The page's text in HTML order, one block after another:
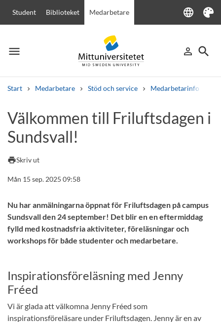
Student Biblioteket Medarbetare language
Language
Tema
menu
Meny person_outline
Logga in
search
Sök
Start Medarbetare Stöd och service Medarbetarinfo
Andra söktjänster
Kurser och program
Välkommen till Friluftsdagen i
Sundsvall!
printSkriv ut
Mån 15 sep. 2025 09:58
Nu har anmälningarna öppnat för Friluftsdagen på campus
Sundsvall den 24 september! Det blir en en eftermiddag
fylld med kostnadsfria aktiviteter, föreläsningar och
workshops för både studenter och medarbetare.
Inspirationsföreläsning med Jenny
Fréed
Vi är glada att välkomna Jenny Fréed som
inspirationsföreläsare under Friluftsdagen. Jenny är en av